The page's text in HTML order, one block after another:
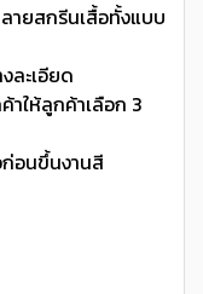
ายสกรีนเสื้อทั้งแบบ
ละเอียด
าให้ลูกค้าเลือก 3
อนขึ้นงานสี